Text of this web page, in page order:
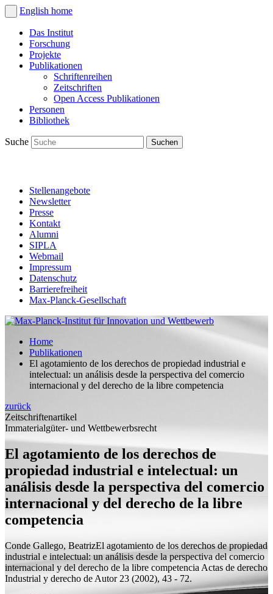
English home
Das Institut
Forschung
Projekte
Publikationen
Schriftenreihen
Zeitschriften
Open Access Publikationen
Personen
Bibliothek
Suche
Stellenangebote
Newsletter
Presse
Kontakt
Alumni
SIPLA
Webmail
Impressum
Datenschutz
Barrierefreiheit
Max-Planck-Gesellschaft
Home
Publikationen
El agotamiento de los derechos de propiedad industrial e
intelectual: un análisis desde la perspectiva del comercio
internacional y del derecho de la libre competencia
zurück
Zeitschriftenartikel
Immaterialgüter- und Wettbewerbsrecht
El agotamiento de los derechos de
propiedad industrial e intelectual: un
análisis desde la perspectiva del comercio
internacional y del derecho de la libre
competencia
Conde Gallego, BeatrizEl agotamiento de los derechos de propiedad
industrial e intelectual: un análisis desde la perspectiva del comercio
internacional y del derecho de la libre competencia Actas de derecho
Industrial y derecho de Autor 23 (2002), 43 - 72.